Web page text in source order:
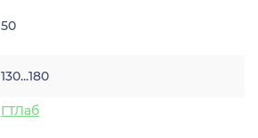
50
130...180
ГТЛаб